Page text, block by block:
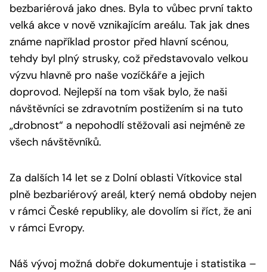
bezbariérová jako dnes. Byla to vůbec první takto
velká akce v nově vznikajícím areálu. Tak jak dnes
známe například prostor před hlavní scénou,
tehdy byl plný strusky, což představovalo velkou
výzvu hlavně pro naše vozíčkáře a jejich
doprovod. Nejlepší na tom však bylo, že naši
návštěvníci se zdravotním postižením si na tuto
„drobnost“ a nepohodlí stěžovali asi nejméně ze
všech návštěvníků.
Za dalších 14 let se z Dolní oblasti Vítkovice stal
plně bezbariérový areál, který nemá obdoby nejen
v rámci České republiky, ale dovolím si říct, že ani
v rámci Evropy.
Náš vývoj možná dobře dokumentuje i statistika –